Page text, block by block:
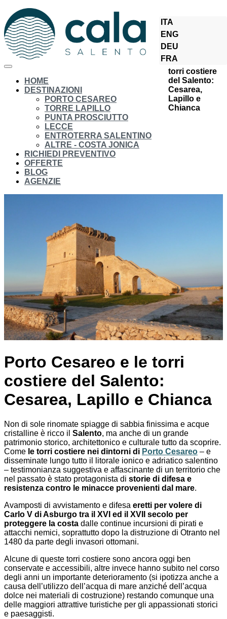
HOME
DESTINAZIONI
PORTO CESAREO
TORRE LAPILLO
PUNTA PROSCIUTTO
LECCE
ENTROTERRA SALENTINO
ALTRE - COSTA JONICA
RICHIEDI PREVENTIVO
OFFERTE
BLOG
AGENZIE
ITA
ENG
DEU
FRA
Cala Del
Salento
Blog
Cesareo e le
torri costiere
del Salento:
Cesarea,
Lapillo e
Chianca
Porto Cesareo e le torri
costiere del Salento:
Cesarea, Lapillo e Chianca
Non di sole rinomate spiagge di sabbia finissima e acque
cristalline è ricco il Salento, ma anche di un grande
patrimonio storico, architettonico e culturale tutto da scoprire.
Come le torri costiere nei dintorni di Porto Cesareo – e
disseminate lungo tutto il litorale ionico e adriatico salentino
– testimonianza suggestiva e affascinante di un territorio che
nel passato è stato protagonista di storie di difesa e
resistenza contro le minacce provenienti dal mare.
Avamposti di avvistamento e difesa eretti per volere di
Carlo V di Asburgo tra il XVI ed il XVII secolo per
proteggere la costa dalle continue incursioni di pirati e
attacchi nemici, soprattutto dopo la distruzione di Otranto nel
1480 da parte degli invasori ottomani.
Alcune di queste torri costiere sono ancora oggi ben
conservate e accessibili, altre invece hanno subito nel corso
degli anni un importante deterioramento (si ipotizza anche a
causa dell’utilizzo dell’acqua di mare anziché dell’acqua
dolce nei materiali di costruzione) restando comunque una
delle maggiori attrattive turistiche per gli appassionati storici
e paesaggisti.